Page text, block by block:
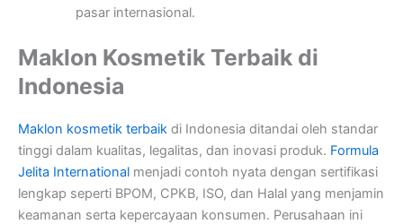
pasar internasional.
Maklon Kosmetik Terbaik di
Indonesia
Maklon kosmetik terbaik di Indonesia ditandai oleh standar
tinggi dalam kualitas, legalitas, dan inovasi produk. Formula
Jelita International menjadi contoh nyata dengan sertifikasi
lengkap seperti BPOM, CPKB, ISO, dan Halal yang menjamin
keamanan serta kepercayaan konsumen. Perusahaan ini